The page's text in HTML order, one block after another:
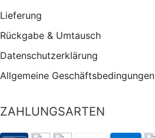
Lieferung
Rückgabe & Umtausch
Datenschutzerklärung
Allgemeine Geschäftsbedingungen
ZAHLUNGSARTEN